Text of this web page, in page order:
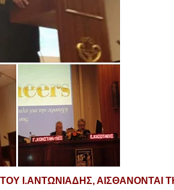
Ι.ΑΝΤΩΝΙΑΔΗΣ, ΑΙΣΘΑΝΟΝΤΑΙ